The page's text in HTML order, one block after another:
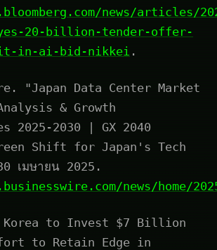
news/articles/
20-billion-tender-offer-
in-ai-bid-nikkei .
"Japan Data Center Market
& Growth
2025-2030 | GX 2040
Shift for Japan's Tech
เมษายน 2025.
news/home/
Korea to Invest $7 Billion
to Retain Edge in